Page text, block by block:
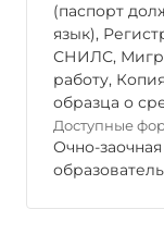
(паспорт
язык),
СНИЛС,
работу,
образца о
Доступные
Очно-